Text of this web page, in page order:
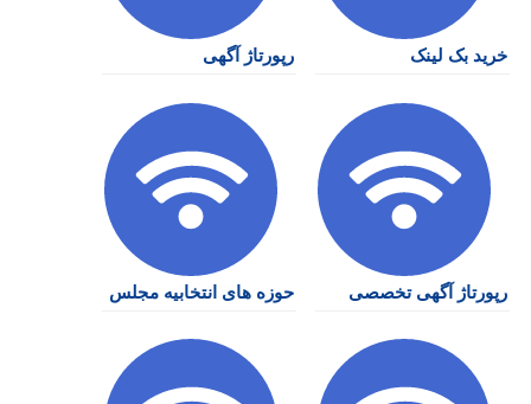
خرید بک لینک رپورتاژ آگهی
رپورتاژ آگهی تخصصی حوزه های انتخابیه مجلس